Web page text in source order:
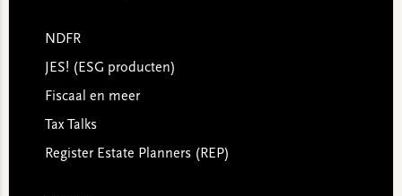
NDFR
JES! (ESG producten)
Fiscaal en meer
Tax Talks
Register Estate Planners (REP)